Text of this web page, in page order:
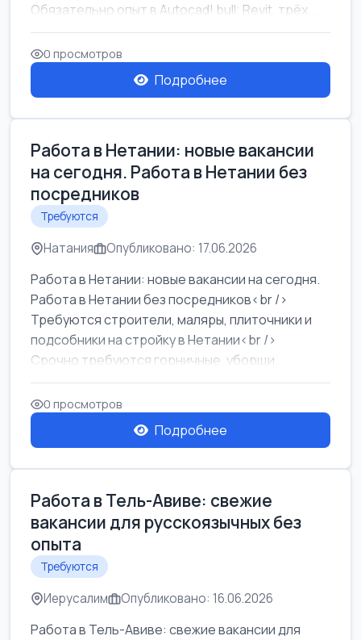
Обязательно опыт в Autocad! bull; Revit, трёх...
0 просмотров
Подробнее
Работа в Нетании: новые вакансии
на сегодня. Работа в Нетании без
посредников
Требуются
Натания Опубликовано: 17.06.2026
Работа в Нетании: новые вакансии на сегодня.
Работа в Нетании без посредников<br />
Требуются строители, маляры, плиточники и
подсобники на стройку в Нетании<br />
Срочно требуются горничные, уборщи...
0 просмотров
Подробнее
Работа в Тель-Авиве: свежие
вакансии для русскоязычных без
опыта
Требуются
Иерусалим Опубликовано: 16.06.2026
Работа в Тель-Авиве: свежие вакансии для